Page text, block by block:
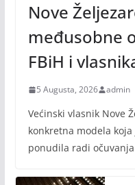
Nove
međusobne
FBiH i
5 Augusta, 2026 admin
Većinski vlasnik Nove
konkretna modela
ponudila radi